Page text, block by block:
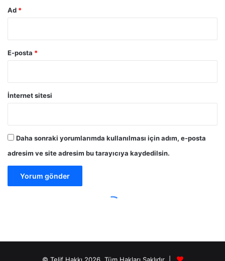
© Telif Hakkı 2026, Tüm Hakları Saklıdır |